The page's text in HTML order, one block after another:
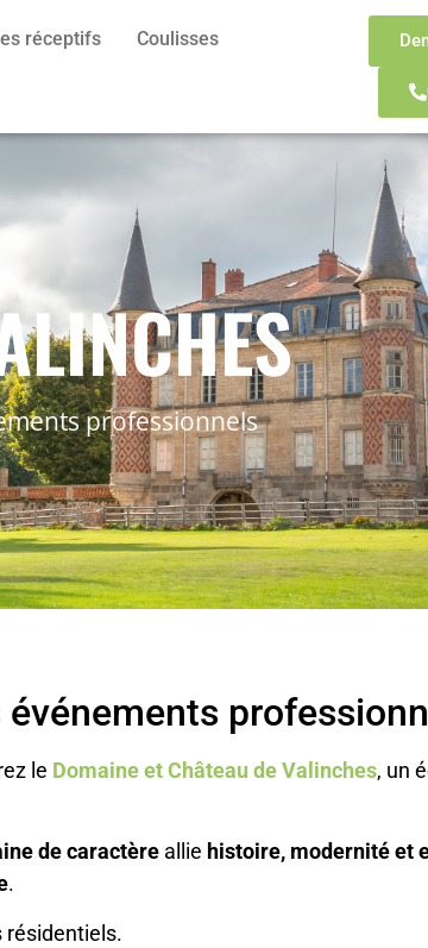
réceptifs Coulisses
professionnels
le Domaine et Château de Valinches, un
de caractère allie histoire, modernité et
.
résidentiels.